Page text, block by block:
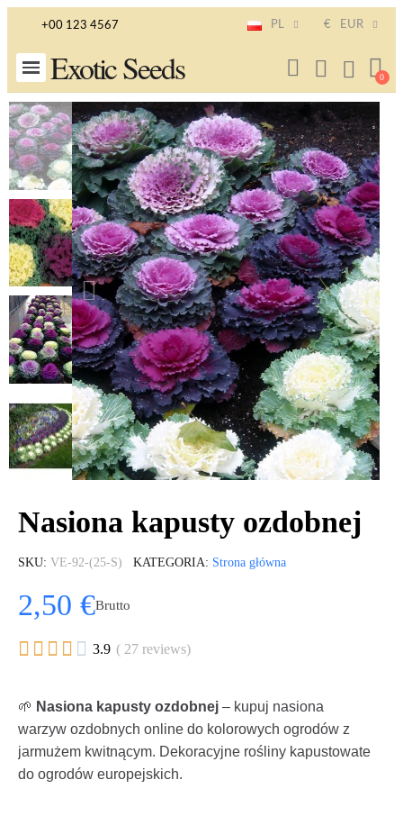
+00 123 4567 PL € EUR
Exotic Seeds
Nasiona kapusty ozdobnej
SKU VE-92-(25-S) KATEGORIA Strona główna
2,50 €Brutto
     3.9 ( 27 reviews)
🌱 Nasiona kapusty ozdobnej – kupuj nasiona
warzyw ozdobnych online do kolorowych ogrodów z
jarmużem kwitnącym. Dekoracyjne rośliny kapustowate
do ogrodów europejskich.